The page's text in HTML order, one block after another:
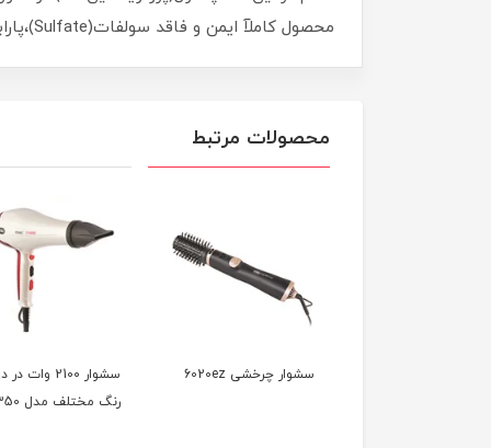
محصول کاملآ ایمن و فاقد سولفات(Sulfate)،پارابن،دی اکسانو سایر ترکیبات مضر است و از آن میتوان برا ماندگاری کراتین،ریباندینگ و...بهره ببرید.
محصولات مرتبط
سشوار چرخشی 6020ez
سشوار 2100 وات در
رنگ مختلف مدل 7350